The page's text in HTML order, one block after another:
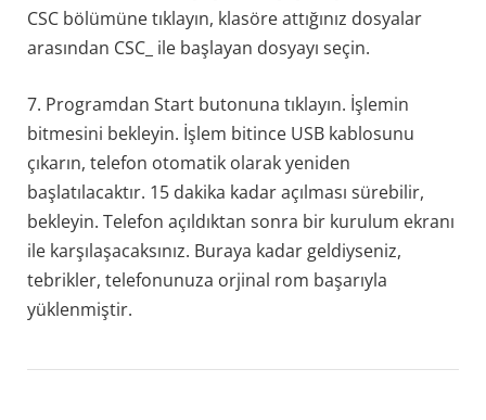
CSC bölümüne tıklayın, klasöre attığınız dosyalar
arasından CSC_ ile başlayan dosyayı seçin.
7. Programdan Start butonuna tıklayın. İşlemin
bitmesini bekleyin. İşlem bitince USB kablosunu
çıkarın, telefon otomatik olarak yeniden
başlatılacaktır. 15 dakika kadar açılması sürebilir,
bekleyin. Telefon açıldıktan sonra bir kurulum ekranı
ile karşılaşacaksınız. Buraya kadar geldiyseniz,
tebrikler, telefonunuza orjinal rom başarıyla
yüklenmiştir.